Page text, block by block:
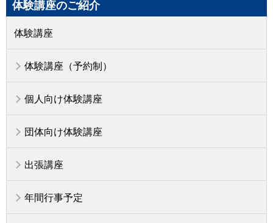
体験講座のご紹介
体験講座
体験講座（予約制）
個人向け体験講座
団体向け体験講座
出張講座
年間行事予定